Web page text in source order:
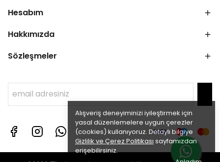
Alışveriş deneyiminizi iyileştirmek için
yasal düzenlemelere uygun çerezler
(cookies) kullanıyoruz. Detaylı bilgiye
Gizlilik ve Çerez Politikası sayfamızdan
erişebilirsiniz.
Hesabım
Hakkımızda
Sözleşmeler